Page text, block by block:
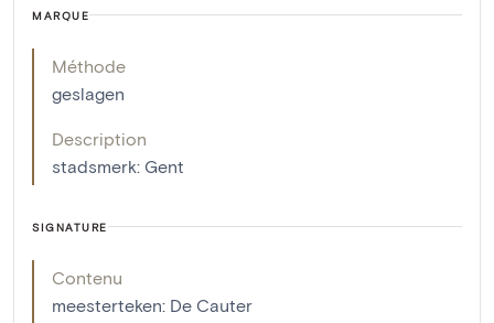
MARQUE
Méthode
geslagen
Description
stadsmerk: Gent
SIGNATURE
Contenu
meesterteken: De Cauter